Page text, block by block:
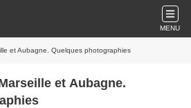
MENU
et Aubagne. Quelques photographies
et Aubagne.